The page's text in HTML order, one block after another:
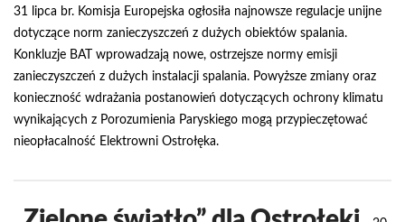
31 lipca br. Komisja Europejska ogłosiła najnowsze regulacje unijne
dotyczące norm zanieczyszczeń z dużych obiektów spalania.
Konkluzje BAT wprowadzają nowe, ostrzejsze normy emisji
zanieczyszczeń z dużych instalacji spalania. Powyższe zmiany oraz
konieczność wdrażania postanowień dotyczących ochrony klimatu
wynikających z Porozumienia Paryskiego mogą przypieczętować
nieopłacalność Elektrowni Ostrołęka.